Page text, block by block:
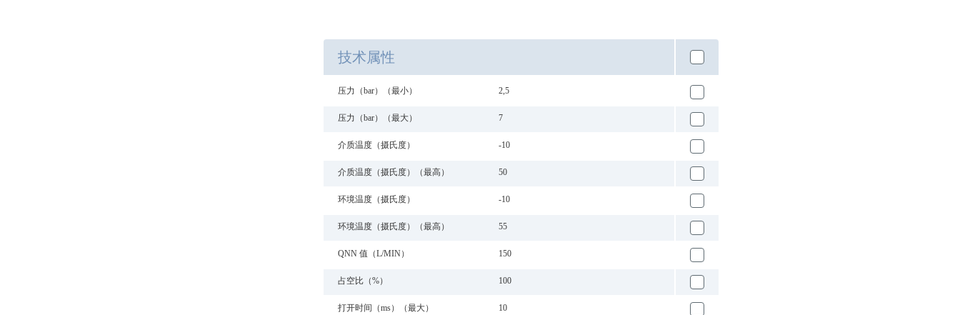
技术属性
压力（bar）（最小） 2,5
压力（bar）（最大） 7
介质温度（摄氏度） -10
介质温度（摄氏度）（最高） 50
环境温度（摄氏度） -10
环境温度（摄氏度）（最高） 55
QNN 值（L/MIN） 150
占空比（%） 100
打开时间（ms）（最大） 10